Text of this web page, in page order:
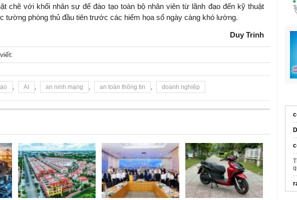
chẽ với khối nhân sự để đào tạo toàn bộ nhân viên từ lãnh đạo đến kỹ thuật
tường phòng thủ đầu tiên trước các hiểm họa số ngày càng khó lường.
Duy Trinh
AI an ninh mạng an toàn thông tin doanh nghiệp